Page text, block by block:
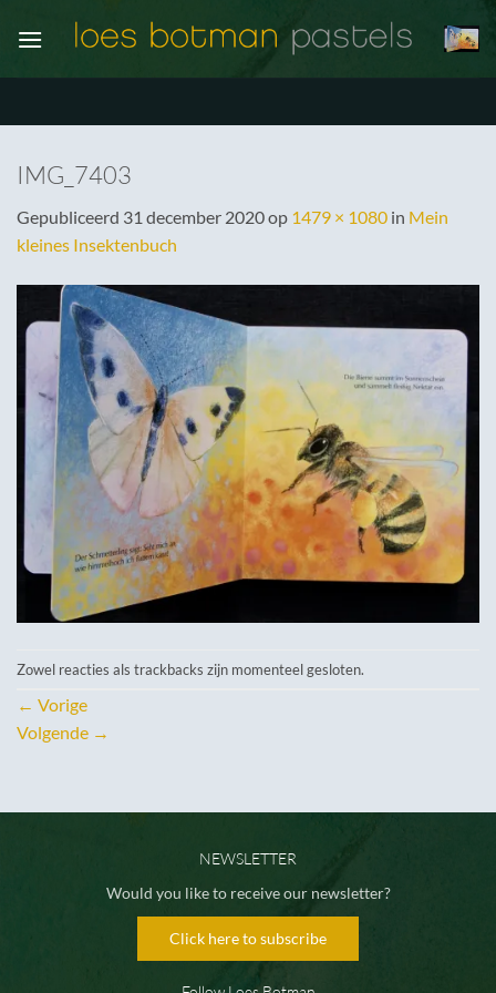
naar
IMG_7403
Gepubliceerd 31 december 2020op 1479 × 1080 in Mein
kleines Insektenbuch
Zowel reacties als trackbacks zijn momenteel gesloten.
← Vorige
Volgende →
NEWSLETTER
Would you like to receive our newsletter?
Click here to subscribe